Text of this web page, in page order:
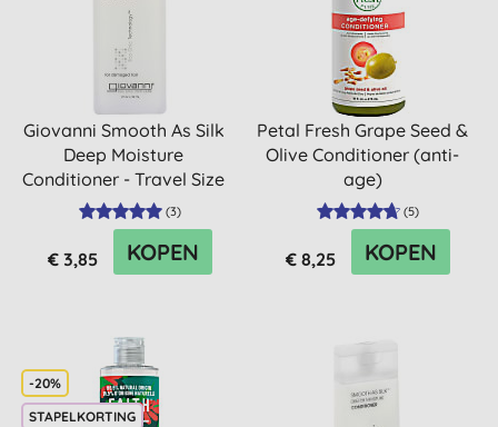
Giovanni Smooth As Silk
Deep Moisture
Conditioner - Travel Size
(3)
€ 3,85 KOPEN
Petal Fresh Grape Seed &
Olive Conditioner (anti-
age)
(5)
€ 8,25 KOPEN
-20%
STAPELKORTING